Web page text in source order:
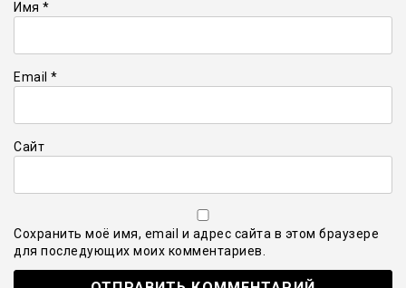
Имя *
Email *
Сайт
Сохранить моё имя, email и адрес сайта в этом браузере
для последующих моих комментариев.